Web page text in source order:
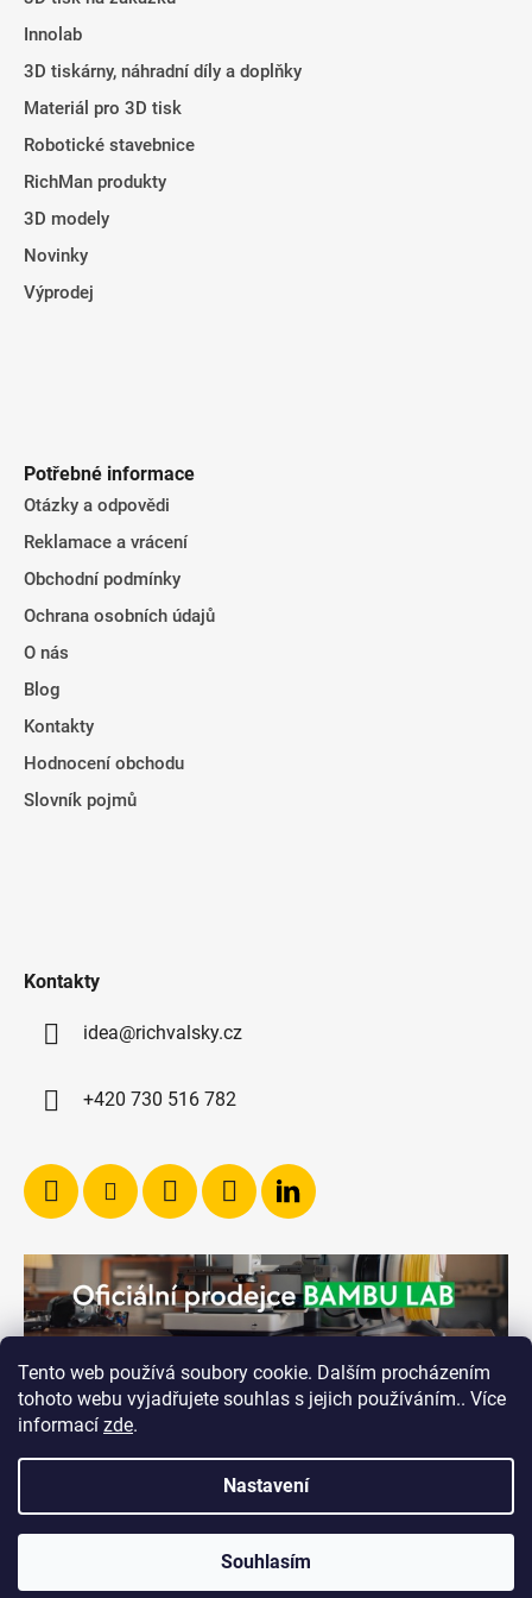
Tento web používá soubory cookie. Dalším procházením
tohoto webu vyjadřujete souhlas s jejich používáním.. Více
informací zde.
Nastavení
Souhlasím
v
Innolab
3D tiskárny, náhradní díly a doplňky
Materiál pro 3D tisk
Robotické stavebnice
RichMan produkty
3D modely
Novinky
Výprodej
Potřebné informace
Otázky a odpovědi
Reklamace a vrácení
Obchodní podmínky
Ochrana osobních údajů
O nás
Blog
Kontakty
Hodnocení obchodu
Slovník pojmů
Kontakty
idea@richvalsky.cz
+420 730 516 782
RICHVALSKY MANUFACTURING